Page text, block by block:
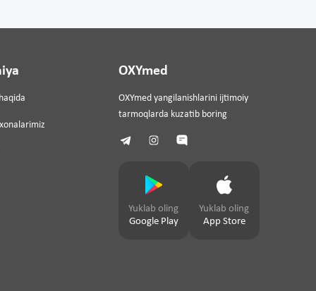
OXYmed
OXYmed yangilanishlarini ijtimoiy
tarmoqlarda kuzatib boring
Yuklab oling
Google Play
Yuklab oling
App Store